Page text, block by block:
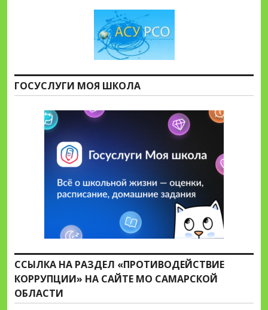
ГОСУСЛУГИ МОЯ ШКОЛА
ССЫЛКА НА РАЗДЕЛ «ПРОТИВОДЕЙСТВИЕ
КОРРУПЦИИ» НА САЙТЕ МО САМАРСКОЙ
ОБЛАСТИ